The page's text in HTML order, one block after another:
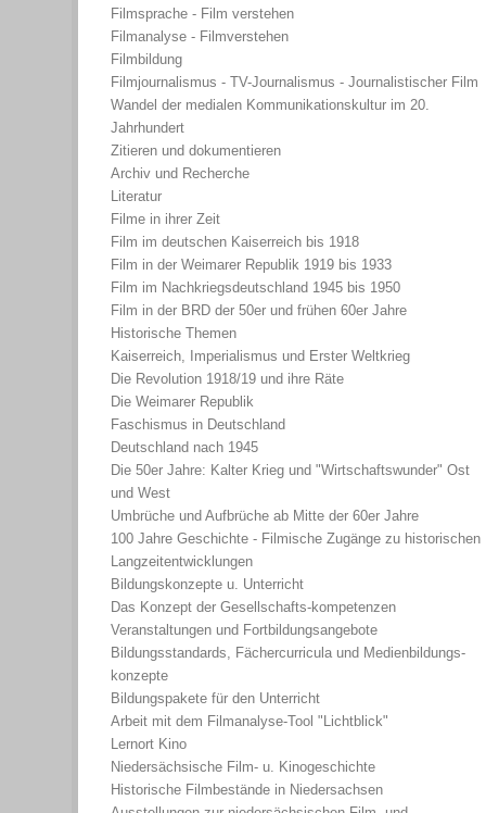
Filmsprache - Film verstehen
Filmanalyse - Filmverstehen
Filmbildung
Filmjournalismus - TV-Journalismus - Journalistischer Film
Wandel der medialen Kommunikationskultur im 20.
Jahrhundert
Zitieren und dokumentieren
Archiv und Recherche
Literatur
Filme in ihrer Zeit
Film im deutschen Kaiserreich bis 1918
Film in der Weimarer Republik 1919 bis 1933
Film im Nachkriegsdeutschland 1945 bis 1950
Film in der BRD der 50er und frühen 60er Jahre
Historische Themen
Kaiserreich, Imperialismus und Erster Weltkrieg
Die Revolution 1918/19 und ihre Räte
Die Weimarer Republik
Faschismus in Deutschland
Deutschland nach 1945
Die 50er Jahre: Kalter Krieg und "Wirtschaftswunder" Ost
und West
Umbrüche und Aufbrüche ab Mitte der 60er Jahre
100 Jahre Geschichte - Filmische Zugänge zu historischen
Langzeitentwicklungen
Bildungskonzepte u. Unterricht
Das Konzept der Gesellschafts-kompetenzen
Veranstaltungen und Fortbildungsangebote
Bildungsstandards, Fächercurricula und Medienbildungs-
konzepte
Bildungspakete für den Unterricht
Arbeit mit dem Filmanalyse-Tool "Lichtblick"
Lernort Kino
Niedersächsische Film- u. Kinogeschichte
Historische Filmbestände in Niedersachsen